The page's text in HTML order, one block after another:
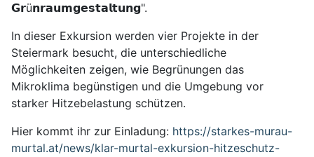
𝗚𝗿ü𝗻𝗿𝗮𝘂𝗺𝗴𝗲𝘀𝘁𝗮𝗹𝘁𝘂𝗻𝗴".
In dieser Exkursion werden vier Projekte in der
Steiermark besucht, die unterschiedliche
Möglichkeiten zeigen, wie Begrünungen das
Mikroklima begünstigen und die Umgebung vor
starker Hitzebelastung schützen.
Hier kommt ihr zur Einladung: https://starkes-murau-
murtal.at/news/klar-murtal-exkursion-hitzeschutz-